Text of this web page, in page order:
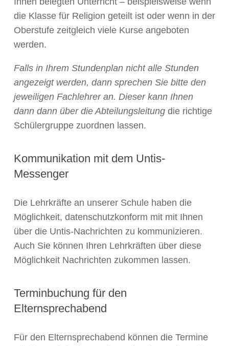
die Klasse für Religion geteilt ist oder wenn in der
Oberstufe zeitgleich viele Kurse angeboten
werden.
Falls in Ihrem Stundenplan nicht alle Stunden
angezeigt werden, dann sprechen Sie bitte den
jeweiligen Fachlehrer an. Dieser kann Ihnen
dann dann über die Abteilungsleitung die richtige
Schülergruppe zuordnen lassen.
Kommunikation mit dem Untis-
Messenger
Die Lehrkräfte an unserer Schule haben die
Möglichkeit, datenschutzkonform mit mit Ihnen
über die Untis-Nachrichten zu kommunizieren.
Auch Sie können Ihren Lehrkräften über diese
Möglichkeit Nachrichten zukommen lassen.
Terminbuchung für den
Elternsprechabend
Für den Elternsprechabend können die Termine